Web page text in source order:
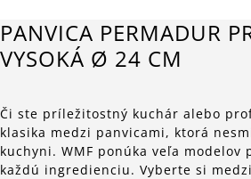
PANVICA PERMADUR
VYSOKÁ Ø 24 CM
Či ste príležitostný kuchár alebo
klasika medzi panvicami, ktorá
kuchyni. WMF ponúka veľa modelov
každú ingredienciu. Vyberte si